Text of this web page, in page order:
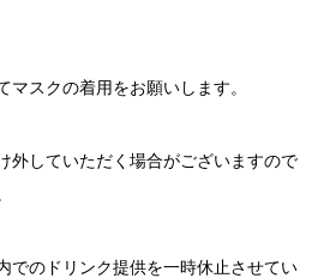
マスクの着用をお願いします。
外していただく場合がございますので
でのドリンク提供を一時休止させてい